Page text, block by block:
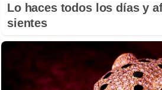
Lo haces todos los días y
sientes